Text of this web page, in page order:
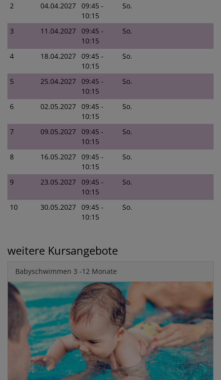
2 04.04.2027 09:45 -
10:15
So.
3 11.04.2027 09:45 -
10:15
So.
4 18.04.2027 09:45 -
10:15
So.
5 25.04.2027 09:45 -
10:15
So.
6 02.05.2027 09:45 -
10:15
So.
7 09.05.2027 09:45 -
10:15
So.
8 16.05.2027 09:45 -
10:15
So.
9 23.05.2027 09:45 -
10:15
So.
10 30.05.2027 09:45 -
10:15
So.
weitere Kursangebote
Babyschwimmen 3 -12 Monate